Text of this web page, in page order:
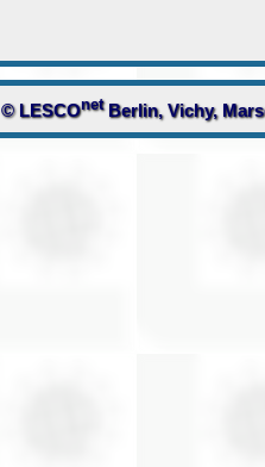
© LESCOnetBerlin, Vichy,